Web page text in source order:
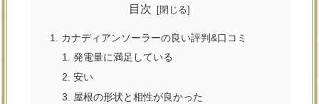
目次
カナディアンソーラーの良い評判&口コミ
発電量に満足している
安い
屋根の形状と相性が良かった